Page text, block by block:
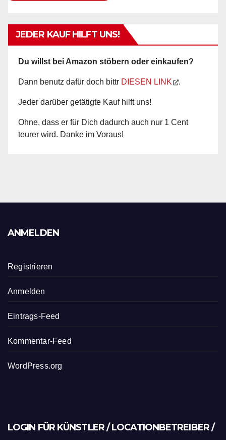
JEDER KAUF HILFT UNS!
Du willst bei Amazon stöbern oder einkaufen?
Dann benutz dafür doch bittr DIESEN LINK .
Jeder darüber getätigte Kauf hilft uns!
Ohne, dass er für Dich dadurch auch nur 1 Cent
teurer wird. Danke im Voraus!
ANMELDEN
Registrieren
Anmelden
Eintrags-Feed
Kommentar-Feed
WordPress.org
LOGIN FÜR KÜNSTLER / LOCATIONBETREIBER /